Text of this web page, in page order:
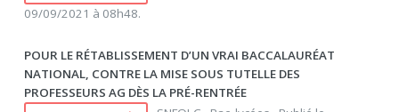
09/09/2021 à 08h48.
POUR LE RÉTABLISSEMENT D’UN VRAI BACCALAURÉAT
NATIONAL, CONTRE LA MISE SOUS TUTELLE DES
PROFESSEURS AG DÈS LA PRÉ-RENTRÉE